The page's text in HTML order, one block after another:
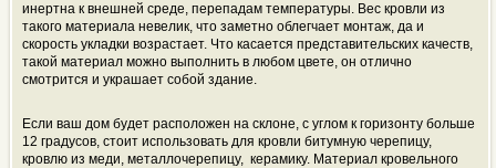
инертна к внешней среде, перепадам температуры. Вес кровли из
такого материала невелик, что заметно облегчает монтаж, да и
скорость укладки возрастает. Что касается представительских качеств,
такой материал можно выполнить в любом цвете, он отлично
смотрится и украшает собой здание.
Если ваш дом будет расположен на склоне, с углом к горизонту больше
12 градусов, стоит использовать для кровли битумную черепицу,
кровлю из меди, металлочерепицу, керамику. Материал кровельного